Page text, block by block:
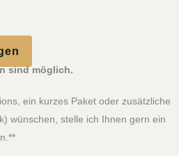
sind möglich.
ein kurzes Paket oder zusätzliche
wünschen, stelle ich Ihnen gern ein